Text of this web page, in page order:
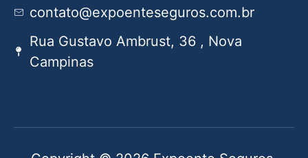
contato@expoenteseguros.com.br
Rua Gustavo Ambrust, 36 , Nova
Campinas